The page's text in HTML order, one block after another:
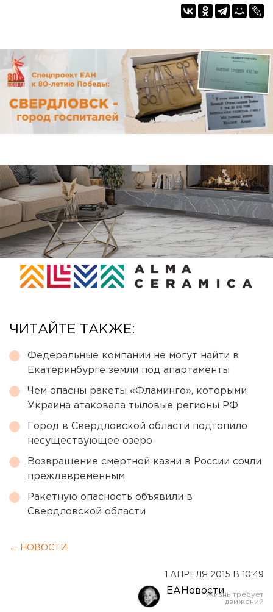
ЧИТАЙТЕ ТАКЖЕ:
Федеральные компании не могут найти в
Екатеринбурге земли под апартаменты
Чем опасны ракеты «Фламинго», которыми
Украина атаковала тыловые регионы РФ
Город в Свердловской области подтопило
несуществующее озеро
Возвращение смертной казни в России сочли
преждевременным
Ракетную опасность объявили в
Свердловской области
← НОВОСТИ
1 АПРЕЛЯ 2015 В 10:49
ЕАНовости